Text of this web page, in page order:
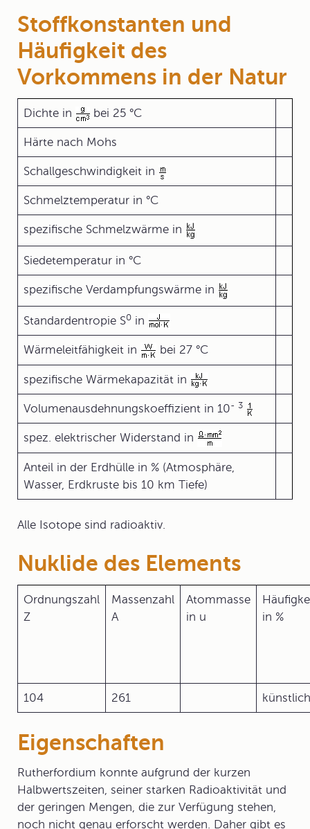
Stoffkonstanten und
Häufigkeit des
Vorkommens in der Natur
Dichte in bei 25 °C
Härte nach Mohs
Schallgeschwindigkeit in
Schmelztemperatur in °C
spezifische Schmelzwärme in
Siedetemperatur in °C
spezifische Verdampfungswärme in
Standardentropie S0 in
Wärmeleitfähigkeit in bei 27 °C
spezifische Wärmekapazität in
Volumenausdehnungskoeffizient in 10- 3
spez. elektrischer Widerstand in
Anteil in der Erdhülle in % (Atmosphäre,
Wasser, Erdkruste bis 10 km Tiefe)
Alle Isotope sind radioaktiv.
Nuklide des Elements
Ordnungszahl
Z
Massenzahl
A
Atommasse
in u
in %
104 261 künstlich
Eigenschaften
Rutherfordium konnte aufgrund der kurzen
Halbwertszeiten, seiner starken Radioaktivität und
der geringen Mengen, die zur Verfügung stehen,
noch nicht genau erforscht werden. Daher gibt es